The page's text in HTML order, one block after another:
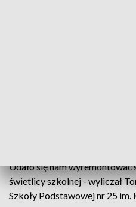
Udało się nam wyremontować
świetlicy szkolnej - wyliczał
Szkoły Podstawowej nr 25